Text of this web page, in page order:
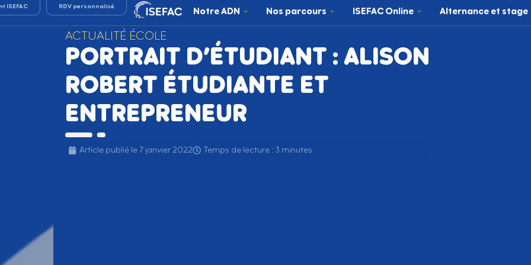
ISEFAC RDV personnalisé Notre ADN Nos parcours ISEFAC Online Alternance et stage
ACTUALITÉ ÉCOLE
PORTRAIT D’ÉTUDIANT : ALISON
ROBERT ÉTUDIANTE ET
ENTREPRENEUR
Article publié le7 janvier 2022 Temps de lecture : 3 minutes